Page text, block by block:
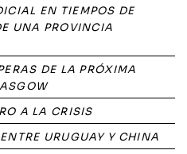
EN TIEMPOS DE
UNA PROVINCIA
DE LA PRÓXIMA
A LA CRISIS
URUGUAY Y CHINA